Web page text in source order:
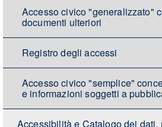
Accesso civico "generalizzato"
documenti ulteriori
Registro degli accessi
Accesso civico "semplice"
e informazioni soggetti a
Accessibilità e Catalogo dei dati,